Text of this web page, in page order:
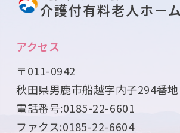
介護付有料老人ホー
アクセス
〒011-0942
秋田県男鹿市船越字内子294番地
電話番号:0185-22-6601
ファクス:0185-22-6604